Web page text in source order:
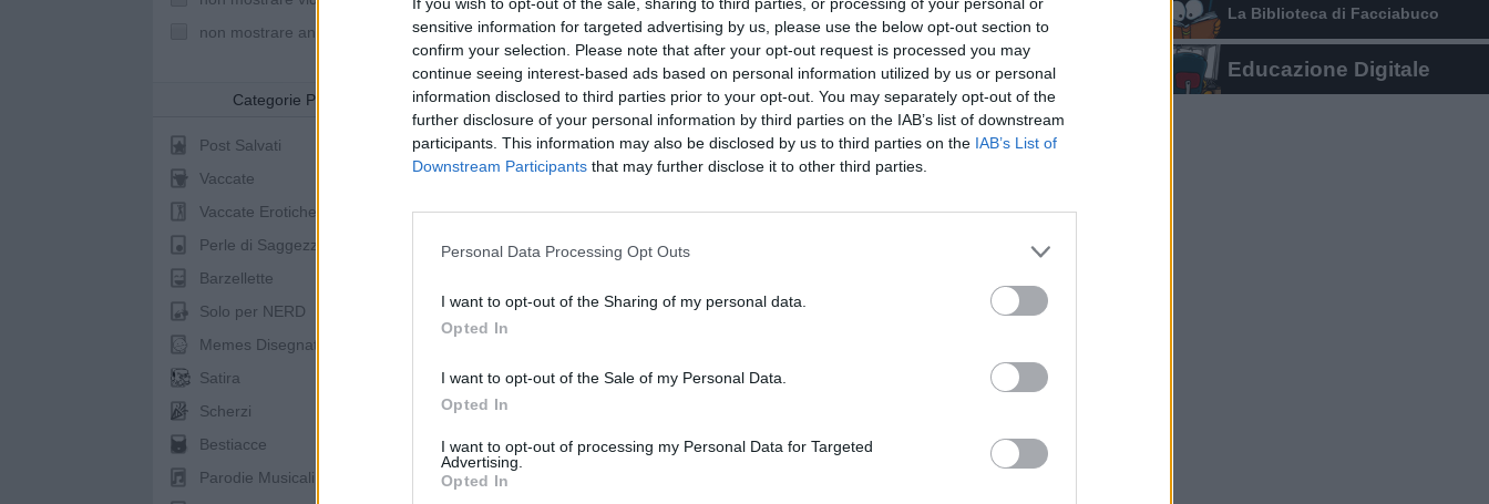
sensitive information for targeted advertising by us, please use the below opt-out section to
confirm your selection. Please note that after your opt-out request is processed you may
continue seeing interest-based ads based on personal information utilized by us or personal
information disclosed to third parties prior to your opt-out. You may separately opt-out of the
further disclosure of your personal information by third parties on the IAB’s list of downstream
participants. This information may also be disclosed by us to third parties on the IAB’s List of
Downstream Participants that may further disclose it to other third parties.
Personal Data Processing Opt Outs
I want to opt-out of the Sharing of my personal data.
Opted In
I want to opt-out of the Sale of my Personal Data.
Opted In
I want to opt-out of processing my Personal Data for Targeted
Advertising.
Opted In
non mostrare animazioni
Categorie Post
Post Salvati
Vaccate
Vaccate Erotiche
Perle di Saggezza
Barzellette
Solo per NERD
Memes Disegnati
Satira
Scherzi
Bestiacce
Parodie Musicali
Ti stimo fratello Link
pubblicità
La Biblioteca di Facciabuco
Educazione Digitale